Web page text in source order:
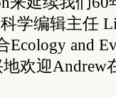
学编辑主任
and
欢迎Andrew